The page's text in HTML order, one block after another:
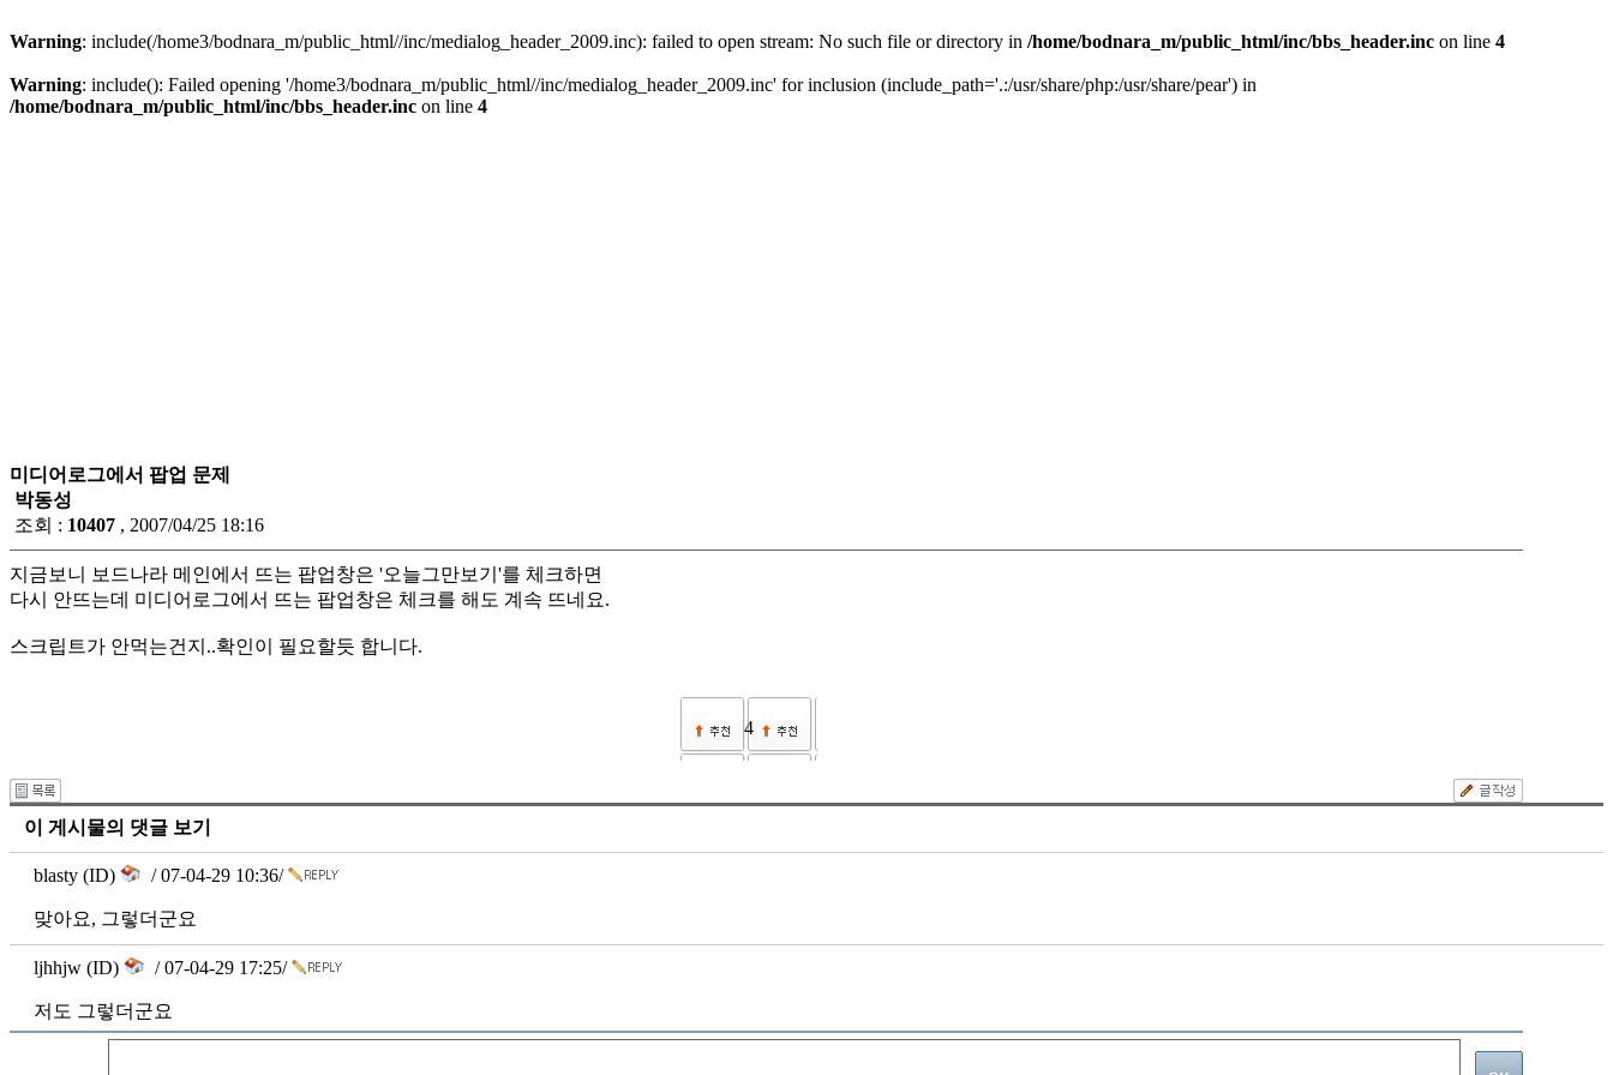
Warning: include(/home3/bodnara_m/public_html//inc/medialog_header_2009.inc): failed to open stream: No such file or directory in /home/bodnara_m/public_html/inc/bbs_header.inc on line 4
Warning: include(): Failed opening '/home3/bodnara_m/public_html//inc/medialog_header_2009.inc' for inclusion (include_path='.:/usr/share/php:/usr/share/pear') in
/home/bodnara_m/public_html/inc/bbs_header.inc on line 4
미디어로그에서 팝업 문제
박동성
조회 : 10407 , 2007/04/25 18:16
지금보니 보드나라 메인에서 뜨는 팝업창은 '오늘그만보기'를 체크하면
다시 안뜨는데 미디어로그에서 뜨는 팝업창은 체크를 해도 계속 뜨네요.
스크립트가 안먹는건지..확인이 필요할듯 합니다.
4
이 게시물의 댓글 보기
blasty (ID) / 07-04-29 10:36/
맞아요, 그렇더군요
ljhhjw (ID) / 07-04-29 17:25/
저도 그렇더군요